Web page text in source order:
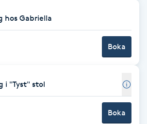
hos Gabriella
Boka
i "Tyst" stol
Boka